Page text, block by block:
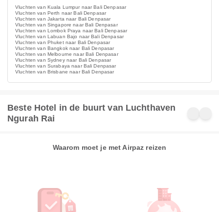
Vluchten van Kuala Lumpur naar Bali Denpasar
Vluchten van Perth naar Bali Denpasar
Vluchten van Jakarta naar Bali Denpasar
Vluchten van Singapore naar Bali Denpasar
Vluchten van Lombok Praya naar Bali Denpasar
Vluchten van Labuan Bajo naar Bali Denpasar
Vluchten van Phuket naar Bali Denpasar
Vluchten van Bangkok naar Bali Denpasar
Vluchten van Melbourne naar Bali Denpasar
Vluchten van Sydney naar Bali Denpasar
Vluchten van Surabaya naar Bali Denpasar
Vluchten van Brisbane naar Bali Denpasar
Beste Hotel in de buurt van Luchthaven
Ngurah Rai
Waarom moet je met Airpaz reizen